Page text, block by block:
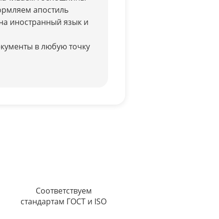
апостиль
иностранный язык и
в любую точку
Соответствуем
стандартам ГОСТ и ISO